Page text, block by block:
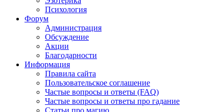
Психология
Форум
Администрация
Обсуждение
Акции
Благодарности
Информация
Правила сайта
Пользовательское соглашение
Частые вопросы и ответы (FAQ)
Частые вопросы и ответы про гадание
Статьи про магию